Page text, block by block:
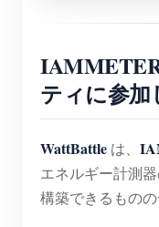
ティに参加
WattBattle は、
エネルギー計測
構築できるものの